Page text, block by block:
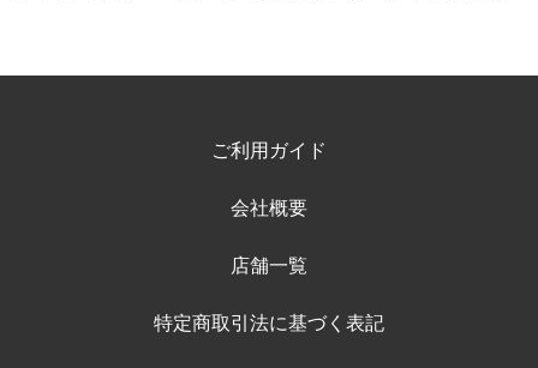
ご利用ガイド
会社概要
店舗一覧
特定商取引法に基づく表記